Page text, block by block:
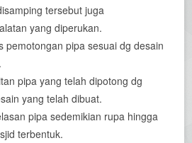
tersebut juga
yang diperukan.
pemotongan pipa sesuai dg desain
pipa yang telah dipotong dg
yang telah dibuat.
pipa sedemikian rupa hingga
terbentuk.